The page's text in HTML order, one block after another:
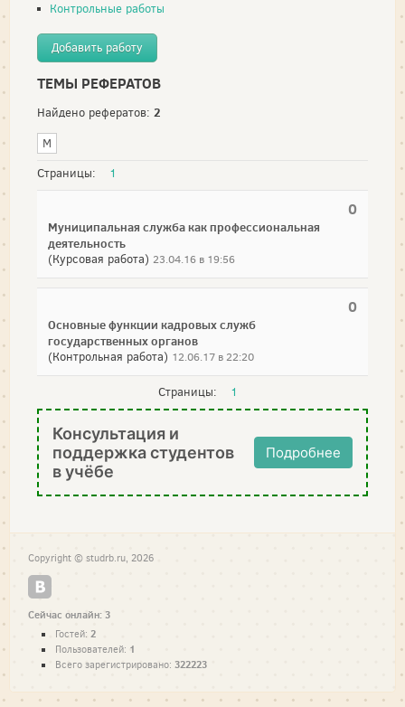
Контрольные работы
Добавить работу
ТЕМЫ РЕФЕРАТОВ
Найдено рефератов: 2
М
Страницы:
1
0
Муниципальная служба как профессиональная
деятельность
(Курсовая работа) 23.04.16 в 19:56
0
Основные функции кадровых служб
государственных органов
(Контрольная работа) 12.06.17 в 22:20
Страницы: 1
Консультация и
поддержка студентов
в учёбе
Подробнее
Copyright © studrb.ru, 2026
Сейчас онлайн: 3
Гостей: 2
Пользователей: 1
Всего зарегистрировано: 322223